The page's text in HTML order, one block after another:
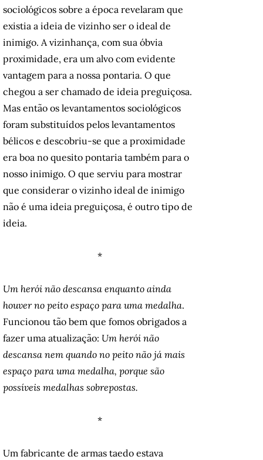
sociológicos sobre a época revelaram que
existia a ideia de vizinho ser o ideal de
inimigo. A vizinhança, com sua óbvia
proximidade, era um alvo com evidente
vantagem para a nossa pontaria. O que
chegou a ser chamado de ideia preguiçosa.
Mas então os levantamentos sociológicos
foram substituídos pelos levantamentos
bélicos e descobriu-se que a proximidade
era boa no quesito pontaria também para o
nosso inimigo. O que serviu para mostrar
que considerar o vizinho ideal de inimigo
não é uma ideia preguiçosa, é outro tipo de
ideia.
*
Um herói não descansa enquanto ainda
houver no peito espaço para uma medalha.
Funcionou tão bem que fomos obrigados a
fazer uma atualização: Um herói não
descansa nem quando no peito não já mais
espaço para uma medalha, porque são
possíveis medalhas sobrepostas.
*
Um fabricante de armas taedo estava